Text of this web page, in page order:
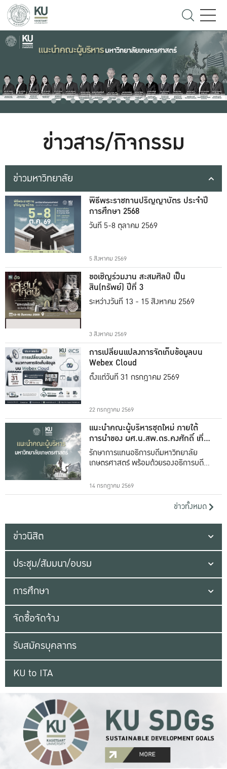
ข่าวสาร/กิจกรรม
ข่าวมหาวิทยาลัย
พิธีพระราชทานปริญญาบัตร ประจำปี
การศึกษา 2568
วันที่ 5-8 ตุลาคม 2569
5 สิงหาคม 2569
ขอเชิญร่วมงาน สะสมศิลป์ เป็น
สิน(ทรัพย์) ปีที่ 3
ระหว่างวันที่ 13 - 15 สิงหาคม 2569
3 สิงหาคม 2569
การเปลี่ยนแปลงการจัดเก็บข้อมูลบน
Webex Cloud
ตั้งแต่วันที่ 31 กรกฎาคม 2569
22 กรกฎาคม 2569
แนะนำคณะผู้บริหารชุดใหม่ ภายใต้
การนำของ ผศ.น.สพ.ดร.คงศักดิ์ เที่ยง
ธรรม
รักษาการแทนอธิการบดีมหาวิทยาลัย
เกษตรศาสตร์ พร้อมด้วยรองอธิการบดีทั้ง
14 กรกฎาคม 2569
ข่าวทั้งหมด
ข่าวนิสิต
ประชุม/สัมมนา/อบรม
การศึกษา
จัดซื้อจัดจ้าง
รับสมัครบุคลากร
KU to ITA